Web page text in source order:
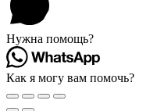
Нужна помощь?
Как я могу вам помочь?